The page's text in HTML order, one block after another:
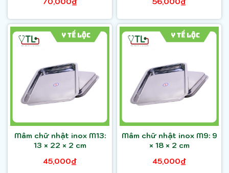
Mâm chữ nhật inox M13:
13 × 22 × 2 cm
45,000₫
Mâm chữ nhật inox M9: 9
× 18 × 2 cm
45,000₫